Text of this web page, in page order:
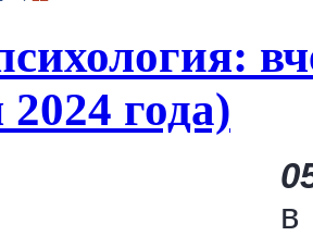
года)